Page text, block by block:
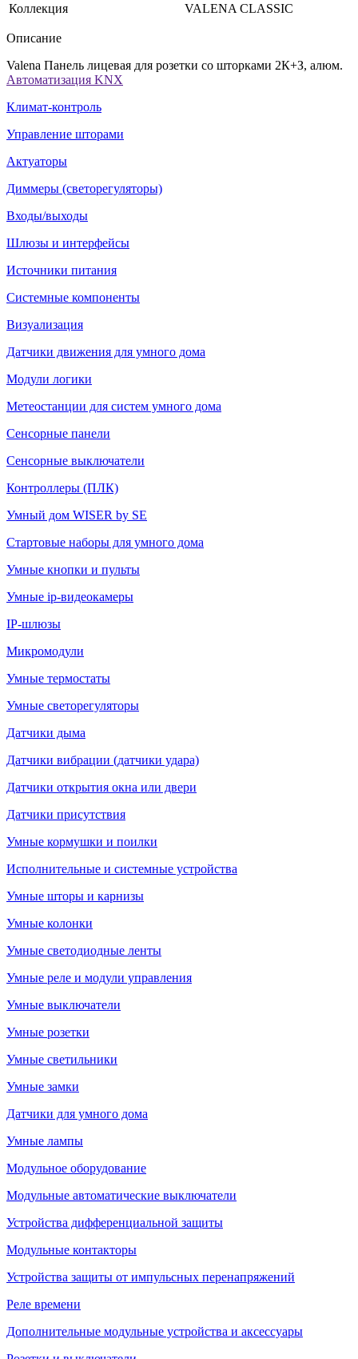
Коллекция
VALENA CLASSIC
Описание
Valena Панель лицевая для розетки со шторками 2К+З, алюм.
Автоматизация KNX
Климат-контроль
Управление шторами
Актуаторы
Диммеры (светорегуляторы)
Входы/выходы
Шлюзы и интерфейсы
Источники питания
Системные компоненты
Визуализация
Датчики движения для умного дома
Модули логики
Метеостанции для систем умного дома
Сенсорные панели
Сенсорные выключатели
Контроллеры (ПЛК)
Умный дом WISER by SE
Стартовые наборы для умного дома
Умные кнопки и пульты
Умные ip-видеокамеры
IP-шлюзы
Микромодули
Умные термостаты
Умные светорегуляторы
Датчики дыма
Датчики вибрации (датчики удара)
Датчики открытия окна или двери
Датчики присутствия
Умные кормушки и поилки
Исполнительные и системные устройства
Умные шторы и карнизы
Умные колонки
Умные светодиодные ленты
Умные реле и модули управления
Умные выключатели
Умные розетки
Умные светильники
Умные замки
Датчики для умного дома
Умные лампы
Модульное оборудование
Модульные автоматические выключатели
Устройства дифференциальной защиты
Модульные контакторы
Устройства защиты от импульсных перенапряжений
Реле времени
Дополнительные модульные устройства и аксессуары